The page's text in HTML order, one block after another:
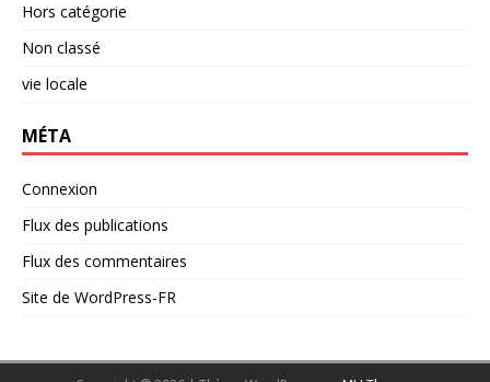
Hors catégorie
Non classé
vie locale
MÉTA
Connexion
Flux des publications
Flux des commentaires
Site de WordPress-FR